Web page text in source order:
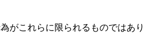
がこれらに限られるものではあり